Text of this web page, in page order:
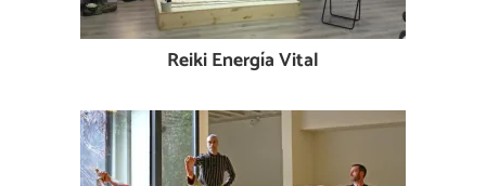
Reiki Energía Vital